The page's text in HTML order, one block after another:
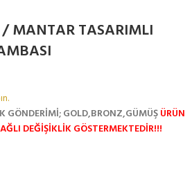
MANTAR TASARIMLI
GÖNDERİMİ; GOLD,BRONZ,GÜMÜŞÜRÜN
DEĞİŞİKLİK GÖSTERMEKTEDİR!!!